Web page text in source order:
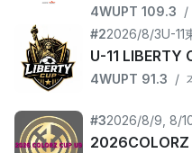
4WUPT 109.3 /
#22026/8/3U-11
U-11 LIBERTY
4WUPT 91.3 /
#32026/8/9, 8/
2026COLORZ